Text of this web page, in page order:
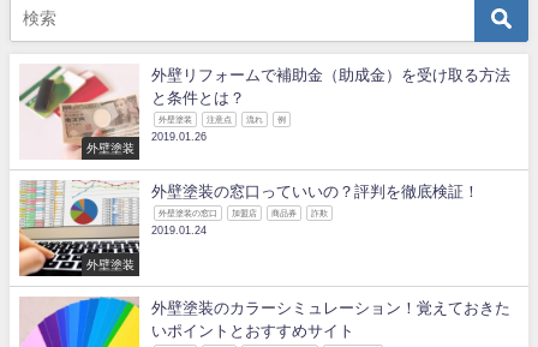
外壁塗装
外壁リフォームで補助金（助成金）を受け取る方法
と条件とは？
外壁塗装 注意点 流れ 例
2019.01.26
外壁塗装
外壁塗装の窓口っていいの？評判を徹底検証！
外壁塗装の窓口 加盟店 商品券 詐欺
2019.01.24
外壁塗装のカラーシミュレーション！覚えておきた
いポイントとおすすめサイト